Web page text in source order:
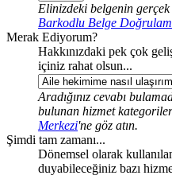
Elinizdeki belgenin gerçek
Barkodlu Belge
Merak Ediyorum?
Hakkınızdaki pek çok
içiniz rahat olsun...
Aradığınız cevabı
bulunan hizmet
Merkezi'ne göz atın.
Şimdi tam zamanı...
Dönemsel olarak
duyabileceğiniz bazı